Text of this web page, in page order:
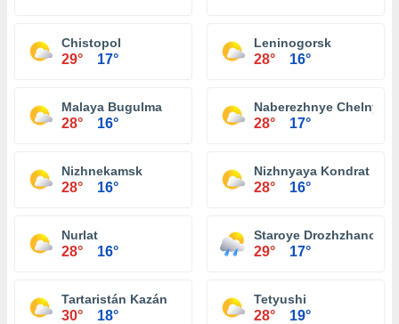
Chistopol
29° 17°
Leninogorsk
28° 16°
Malaya Bugulma
28° 16°
Naberezhnye Chelny
28° 17°
Nizhnekamsk
28° 16°
Nizhnyaya Kondrat
28° 16°
Nurlat
28° 16°
Staroye Drozhzhanoye
29° 17°
Tartaristán Kazán
30° 18°
Tetyushi
28° 19°